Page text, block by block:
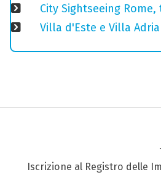
City Sightseeing
Villa d'Este e Villa
Iscrizione al Registro delle